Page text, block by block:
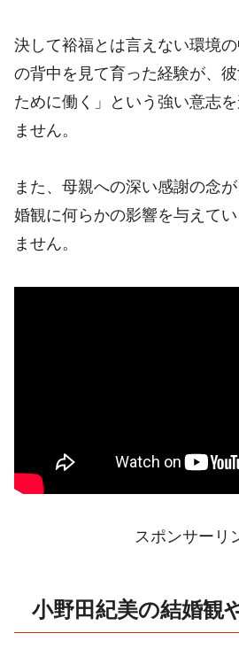
決して裕福とは言えない環境
の背中を見て育った経験が、
ために働く」という強い意志
ません。
また、母親への深い感謝の念
婚観に何らかの影響を与えて
ません。
スポンサーリ
小野田紀美の結婚観